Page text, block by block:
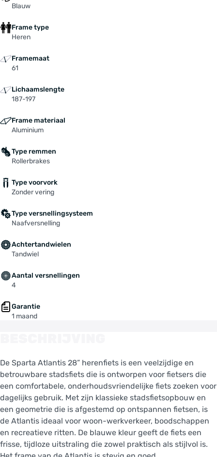
Blauw
Frame type
Heren
Framemaat
61
Lichaamslengte
187-197
Frame materiaal
Aluminium
Type remmen
Rollerbrakes
Type voorvork
Zonder vering
Type versnellingsysteem
Naafversnelling
Achtertandwielen
Tandwiel
Aantal versnellingen
4
Garantie
1 maand
De Sparta Atlantis 28” herenfiets is een veelzijdige en
betrouwbare stadsfiets die is ontworpen voor fietsers die
een comfortabele, onderhoudsvriendelijke fiets zoeken voor
dagelijks gebruik. Met zijn klassieke stadsfietsopbouw en
een geometrie die is afgestemd op ontspannen fietsen, is
de Atlantis ideaal voor woon-werkverkeer, boodschappen
en recreatieve ritten. De blauwe kleur geeft de fiets een
frisse, tijdloze uitstraling die zowel praktisch als stijlvol is.